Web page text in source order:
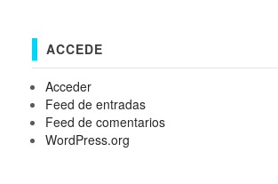
ACCEDE
Acceder
Feed de entradas
Feed de comentarios
WordPress.org